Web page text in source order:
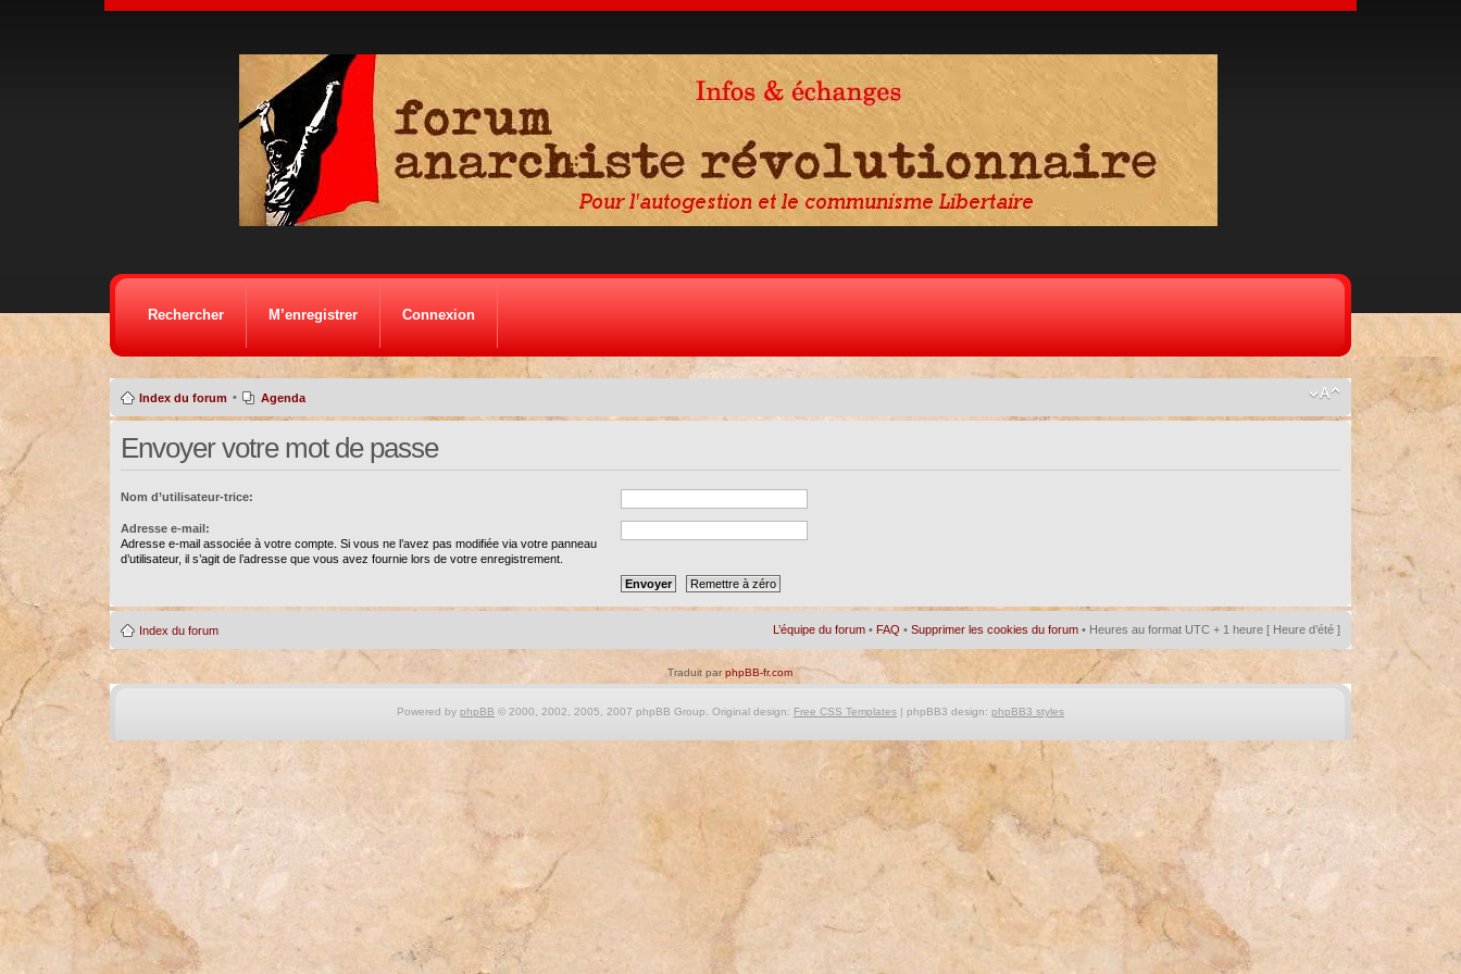
Rechercher M’enregistrer Connexion
Index du forum • Agenda
Envoyer votre mot de passe
Nom d’utilisateur-trice:
Adresse e-mail:
Adresse e-mail associée à votre compte. Si vous ne l’avez pas modifiée via votre panneau
d’utilisateur, il s’agit de l’adresse que vous avez fournie lors de votre enregistrement.
Index du forum L’équipe du forum • FAQ •Supprimer les cookies du forum • Heures au format UTC + 1 heure [ Heure d’été ]
Traduit parphpBB-fr.com
Powered by phpBB © 2000, 2002, 2005, 2007 phpBB Group. Original design: Free CSS Templates| phpBB3 design: phpBB3 styles